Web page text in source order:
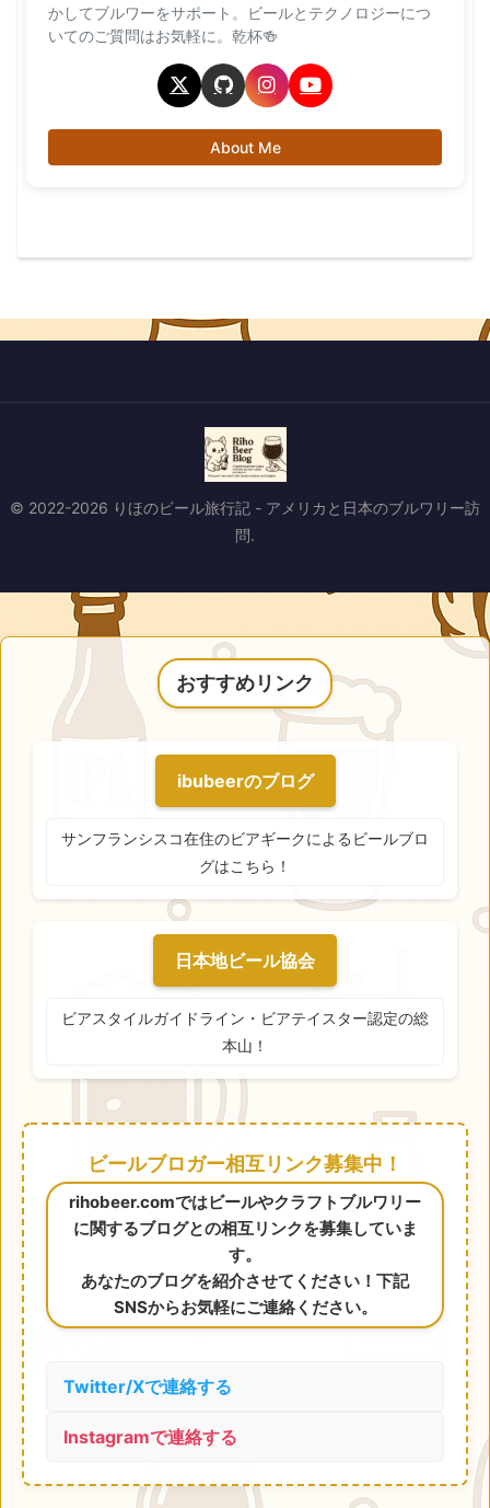
かしてブルワーをサポート。ビールとテクノロジーにつ
いてのご質問はお気軽に。乾杯🍻
About Me
© 2022-2026 りほのビール旅行記 - アメリカと日本のブルワリー訪
問.
おすすめリンク
ibubeerのブログ
サンフランシスコ在住のビアギークによるビールブロ
グはこちら！
日本地ビール協会
ビアスタイルガイドライン・ビアテイスター認定の総
本山！
ビールブロガー相互リンク募集中！
rihobeer.comではビールやクラフトブルワリー
に関するブログとの相互リンクを募集していま
す。
あなたのブログを紹介させてください！下記
SNSからお気軽にご連絡ください。
Twitter/Xで連絡する
Instagramで連絡する